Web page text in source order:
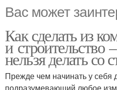
Вас может
Как сделать из
и строительство
нельзя делать со
Прежде чем начинать у себя
подразумевающий любое